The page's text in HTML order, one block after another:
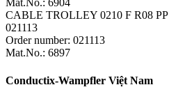
Mat.No.: 6904
CABLE TROLLEY 0210 F R08 PP
021113
Order number: 021113
Mat.No.: 6897
Conductix-Wampfler Việt Nam